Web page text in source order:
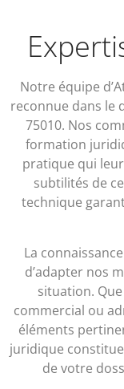
Notre équipe
reconnue dans le
75010. Nos
formation
pratique qui
subtilités de
technique
La
d’adapter nos
situation.
commercial ou
éléments
juridique
de votre